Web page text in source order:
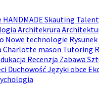
HANDMADE Skauting
Architekrura
Nowe technologie Rysunek
Charlotte mason Tutoring
Recenzja Zabawa
DuchowośćJęzyki obce